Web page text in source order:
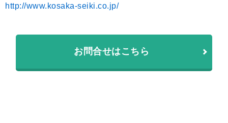
http://www.kosaka-seiki.co.jp/
お問合せはこちら